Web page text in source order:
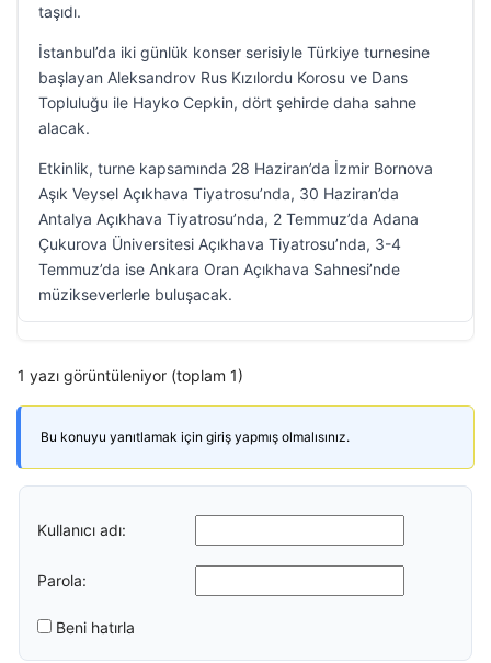
taşıdı.
İstanbul’da iki günlük konser serisiyle Türkiye turnesine
başlayan Aleksandrov Rus Kızılordu Korosu ve Dans
Topluluğu ile Hayko Cepkin, dört şehirde daha sahne
alacak.
Etkinlik, turne kapsamında 28 Haziran’da İzmir Bornova
Aşık Veysel Açıkhava Tiyatrosu’nda, 30 Haziran’da
Antalya Açıkhava Tiyatrosu’nda, 2 Temmuz’da Adana
Çukurova Üniversitesi Açıkhava Tiyatrosu’nda, 3-4
Temmuz’da ise Ankara Oran Açıkhava Sahnesi’nde
müzikseverlerle buluşacak.
1 yazı görüntüleniyor (toplam 1)
Bu konuyu yanıtlamak için giriş yapmış olmalısınız.
Kullanıcı adı:
Parola:
Beni hatırla